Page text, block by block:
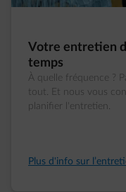
Votre entretien
temps
À quelle fréquence ?
tout. Et nous vous
planifier l'entretien.
Plus d'info sur